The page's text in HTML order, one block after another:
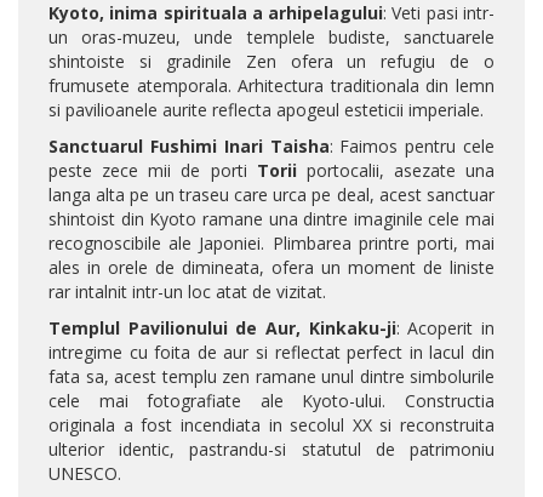
Kyoto, inima spirituala a arhipelagului: Veti pasi intr-
un oras-muzeu, unde templele budiste, sanctuarele
shintoiste si gradinile Zen ofera un refugiu de o
frumusete atemporala. Arhitectura traditionala din lemn
si pavilioanele aurite reflecta apogeul esteticii imperiale.
Sanctuarul Fushimi Inari Taisha: Faimos pentru cele
peste zece mii de porti Toriiportocalii, asezate una
langa alta pe un traseu care urca pe deal, acest sanctuar
shintoist din Kyoto ramane una dintre imaginile cele mai
recognoscibile ale Japoniei. Plimbarea printre porti, mai
ales in orele de dimineata, ofera un moment de liniste
rar intalnit intr-un loc atat de vizitat.
Templul Pavilionului de Aur, Kinkaku-ji: Acoperit in
intregime cu foita de aur si reflectat perfect in lacul din
fata sa, acest templu zen ramane unul dintre simbolurile
cele mai fotografiate ale Kyoto-ului. Constructia
originala a fost incendiata in secolul XX si reconstruita
ulterior identic, pastrandu-si statutul de patrimoniu
UNESCO.